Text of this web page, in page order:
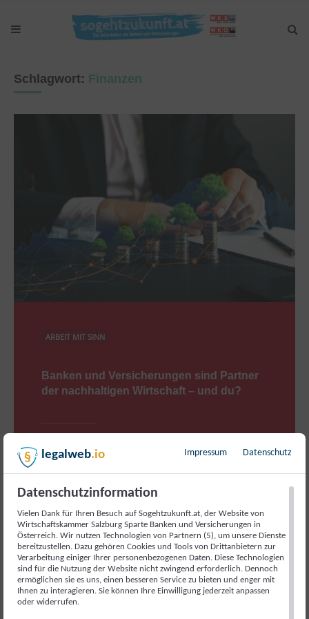
Schlagwort: Finanzen
ARBEIT MIT SINN
Banken und Versicherungen sind Partner
der nachhaltigen Wirtschaft – und du?
Auf dem Weg in eine nachhaltige Wirtschaftswelt ist die
spielen Nachhaltigkeitskriterien eine immer größere
8. OKTOBER 2024
legalweb.io Impressum Datenschutz
Datenschutzinformation
Vielen Dank für Ihren Besuch auf Sogehtzukunft.at, der Website von
Wirtschaftskammer Salzburg Sparte Banken und Versicherungen in
Österreich. Wir nutzen Technologien von Partnern (5), um unsere Dienste
bereitzustellen. Dazu gehören Cookies und Tools von Drittanbietern zur
Verarbeitung einiger Ihrer personenbezogenen Daten. Diese Technologien
sind für die Nutzung der Website nicht zwingend erforderlich. Dennoch
ermöglichen sie es uns, einen besseren Service zu bieten und enger mit
Ihnen zu interagieren. Sie können Ihre Einwilligung jederzeit anpassen
oder widerrufen.